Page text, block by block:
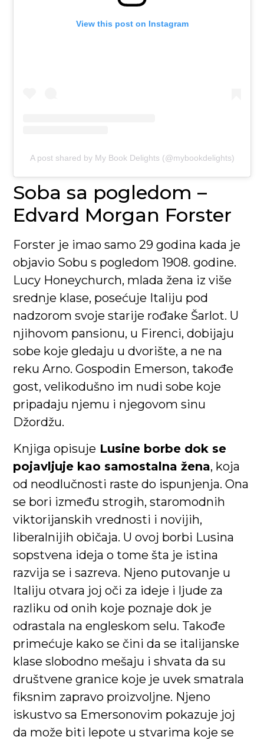
View this post on Instagram
A post shared by My Book Delights (@mybookdelights)
Soba sa pogledom –
Edvard Morgan Forster
Forster je imao samo 29 godina kada je
objavio Sobu s pogledom 1908. godine.
Lucy Honeychurch, mlada žena iz više
srednje klase, posećuje Italiju pod
nadzorom svoje starije rođake Šarlot. U
njihovom pansionu, u Firenci, dobijaju
sobe koje gledaju u dvorište, a ne na
reku Arno. Gospodin Emerson, takođe
gost, velikodušno im nudi sobe koje
pripadaju njemu i njegovom sinu
Džordžu.
Knjiga opisuje Lusine borbe dok se
pojavljuje kao samostalna žena, koja
od neodlučnosti raste do ispunjenja. Ona
se bori između strogih, staromodnih
viktorijanskih vrednosti i novijih,
liberalnijih običaja. U ovoj borbi Lusina
sopstvena ideja o tome šta je istina
razvija se i sazreva. Njeno putovanje u
Italiju otvara joj oči za ideje i ljude za
razliku od onih koje poznaje dok je
odrastala na engleskom selu. Takođe
primećuje kako se čini da se italijanske
klase slobodno mešaju i shvata da su
društvene granice koje je uvek smatrala
fiksnim zapravo proizvoljne. Njeno
iskustvo sa Emersonovim pokazuje joj
da može biti lepote u stvarima koje se